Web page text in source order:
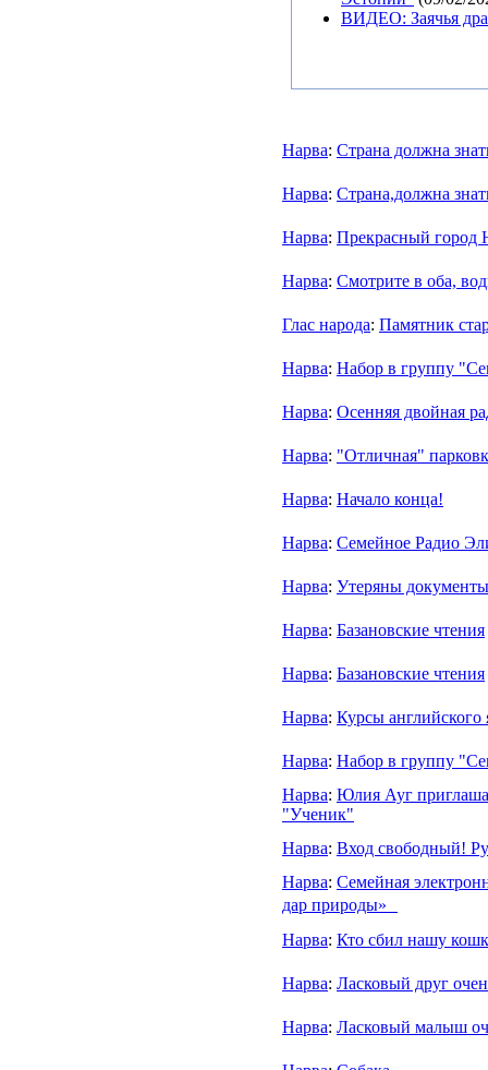
ВИДЕО: Заячья
Нарва: Страна должна
Нарва: Страна,должна
Нарва: Прекрасный город
Нарва: Смотрите в оба,
Глас народа: Памятник
Нарва: Набор в группу
Нарва: Осенняя двойная
Нарва: "Отличная"
Нарва: Начало конца!
Нарва: Семейное Радио
Нарва: Утеряны документы
Нарва: Базановские чтения
Нарва: Базановские чтения
Нарва: Курсы английского
Нарва: Набор в группу
Нарва: Юлия Ауг
"Ученик"
Нарва: Вход свободный!
Нарва: Семейная
дар природы»
Нарва: Кто сбил нашу
Нарва: Ласковый друг
Нарва: Ласковый малыш